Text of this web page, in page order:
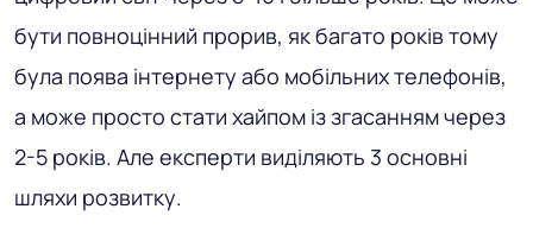
бути повноцінний прорив, як багато років тому
була поява інтернету або мобільних телефонів,
а може просто стати хайпом із згасанням через
2-5 років. Але експерти виділяють 3 основні
шляхи розвитку.